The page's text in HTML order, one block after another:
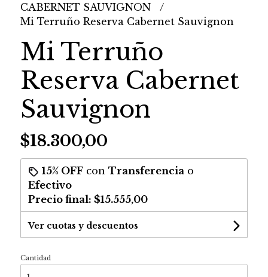
CABERNET SAUVIGNON
Mi Terruño Reserva Cabernet Sauvignon
Mi Terruño
Reserva Cabernet
Sauvignon
$18.300,00
15% OFFcon Transferenciao
Efectivo
Precio final: $15.555,00
Ver cuotas y descuentos
Cantidad